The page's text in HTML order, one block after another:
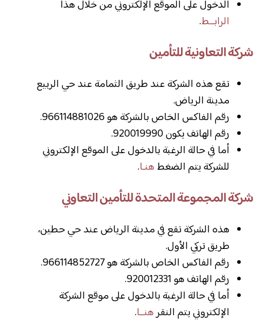
الدخول على الموقع الإلكتروني من خلال هذا
الرابــط.
شركة التعاونية للتأمين
تقع هذه الشركة عند طريق الثمامة عند حي الربيع
مدينة الرياض.
رقم الفاكس الخاص بالشركة هو 966114881026.
رقم الهاتف يكون 920019990.
أما في حالة الرغبة بالدخول على الموقع الإلكتروني
للشركة يتم الضغط هنـا.
شركة المجموعة المتحدة للتأمين التعاوني
هذه الشركة تقع في مدينة الرياض عند حي حطين،
طريق تركي الأول.
رقم الفاكس الخاص بالشركة هو 966114852727.
رقم الهاتف هو 920012331.
أما في حالة الرغبة بالدخول على موقع الشركة
الإلكتروني يتم النقرهنــا.